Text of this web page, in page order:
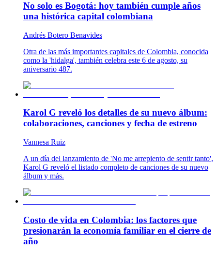
No solo es Bogotá: hoy también cumple años
una histórica capital colombiana
Andrés Botero Benavides
Otra de las más importantes capitales de Colombia, conocida
como la 'hidalga', también celebra este 6 de agosto, su
aniversario 487.
Karol G reveló los detalles de su nuevo álbum:
colaboraciones, canciones y fecha de estreno
Vannesa Ruiz
A un día del lanzamiento de 'No me arrepiento de sentir tanto',
Karol G reveló el listado completo de canciones de su nuevo
álbum y más.
Costo de vida en Colombia: los factores que
presionarán la economía familiar en el cierre de
año